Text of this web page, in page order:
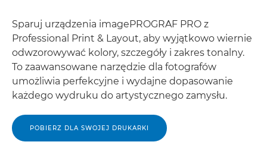
Sparuj urządzenia imagePROGRAF PRO z
Professional Print & Layout, aby wyjątkowo wiernie
odwzorowywać kolory, szczegóły i zakres tonalny.
To zaawansowane narzędzie dla fotografów
umożliwia perfekcyjne i wydajne dopasowanie
każdego wydruku do artystycznego zamysłu.
POBIERZ DLA SWOJEJ DRUKARKI